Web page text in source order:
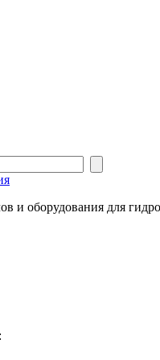
и оборудования для